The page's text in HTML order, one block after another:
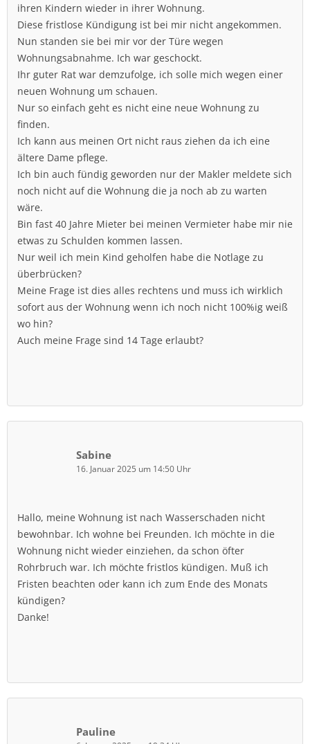
ihren Kindern wieder in ihrer Wohnung.
Diese fristlose Kündigung ist bei mir nicht angekommen.
Nun standen sie bei mir vor der Türe wegen
Wohnungsabnahme. Ich war geschockt.
Ihr guter Rat war demzufolge, ich solle mich wegen einer
neuen Wohnung um schauen.
Nur so einfach geht es nicht eine neue Wohnung zu
finden.
Ich kann aus meinen Ort nicht raus ziehen da ich eine
ältere Dame pflege.
Ich bin auch fündig geworden nur der Makler meldete sich
noch nicht auf die Wohnung die ja noch ab zu warten
wäre.
Bin fast 40 Jahre Mieter bei meinen Vermieter habe mir nie
etwas zu Schulden kommen lassen.
Nur weil ich mein Kind geholfen habe die Notlage zu
überbrücken?
Meine Frage ist dies alles rechtens und muss ich wirklich
sofort aus der Wohnung wenn ich noch nicht 100%ig weiß
wo hin?
Auch meine Frage sind 14 Tage erlaubt?
Sabine
16. Januar 2025 um 14:50 Uhr
Hallo, meine Wohnung ist nach Wasserschaden nicht
bewohnbar. Ich wohne bei Freunden. Ich möchte in die
Wohnung nicht wieder einziehen, da schon öfter
Rohrbruch war. Ich möchte fristlos kündigen. Muß ich
Fristen beachten oder kann ich zum Ende des Monats
kündigen?
Danke!
Pauline